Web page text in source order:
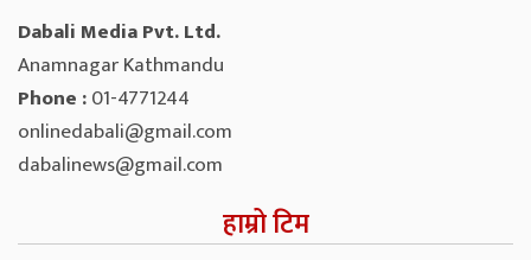
Dabali Media Pvt. Ltd.
Anamnagar Kathmandu
Phone :01-4771244
onlinedabali@gmail.com
dabalinews@gmail.com
हाम्रो टिम